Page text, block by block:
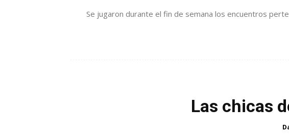
Se jugaron durante el fin de semana los encuentros
Las chicas